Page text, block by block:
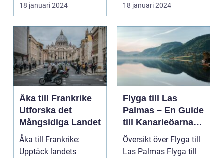
Europa på...
18 januari 2024 18 januari 2024
Åka till Frankrike
Utforska det
Mångsidiga Landet
Åka till Frankrike:
Upptäck landets
Flyga till Las
Palmas – En Guide
till Kanarieöarnas
Pärla
Översikt över Flyga till
Las Palmas Flyga till